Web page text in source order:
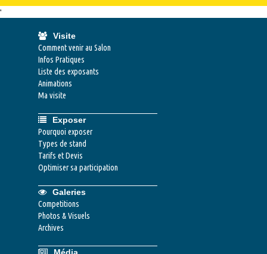
'
Visite
Comment venir au Salon
Infos Pratiques
Liste des exposants
Animations
Ma visite
Exposer
Pourquoi exposer
Types de stand
Tarifs et Devis
Optimiser sa participation
Galeries
Competitions
Photos & Visuels
Archives